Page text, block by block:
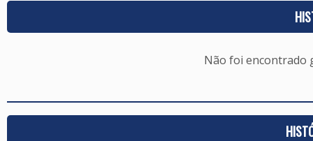
Não foi encontrado